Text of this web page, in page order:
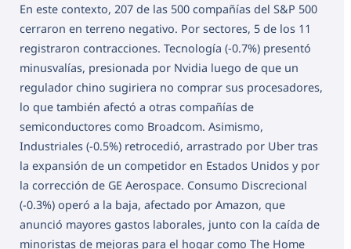
En este contexto, 207 de las 500 compañías del S&P 500
cerraron en terreno negativo. Por sectores, 5 de los 11
registraron contracciones. Tecnología (-0.7%) presentó
minusvalías, presionada por Nvidia luego de que un
regulador chino sugiriera no comprar sus procesadores,
lo que también afectó a otras compañías de
semiconductores como Broadcom. Asimismo,
Industriales (-0.5%) retrocedió, arrastrado por Uber tras
la expansión de un competidor en Estados Unidos y por
la corrección de GE Aerospace. Consumo Discrecional
(-0.3%) operó a la baja, afectado por Amazon, que
anunció mayores gastos laborales, junto con la caída de
minoristas de mejoras para el hogar como The Home